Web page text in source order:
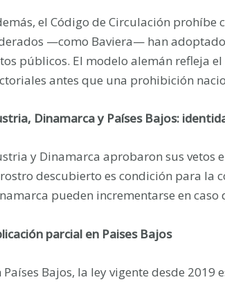
el Código de Circulación
—como Baviera— han
públicos. El modelo alemán refleja
antes que una prohibición
Dinamarca y Países Bajos:
y Dinamarca aprobaron sus vetos
descubierto es condición para la
pueden incrementarse en caso
parcial en Paises Bajos
Países Bajos, la ley vigente desde